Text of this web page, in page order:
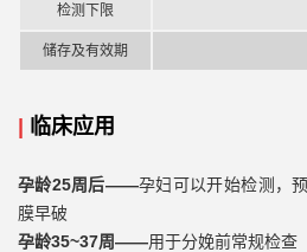
检测下限
储存及有效期
| 临床应用
孕龄25周后——孕妇可以开始检测，
膜早破
孕龄35~37周——用于分娩前常规检查